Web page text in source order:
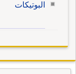
البوتيكات